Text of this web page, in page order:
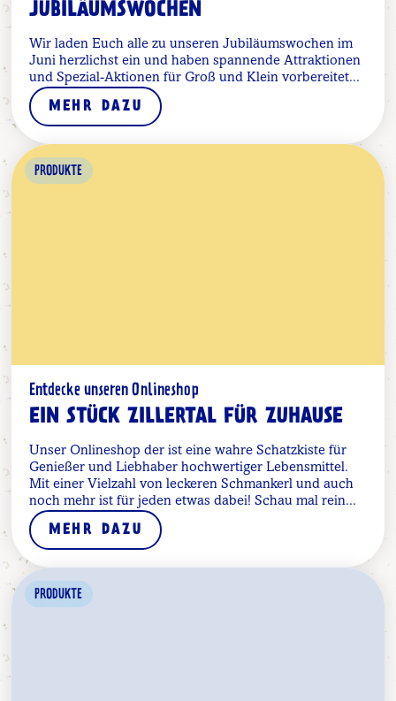
JUBILÄUMSWOCHEN
Wir laden Euch alle zu unseren Jubiläumswochen im
Juni herzlichst ein und haben spannende Attraktionen
und Spezial-Aktionen für Groß und Klein vorbereitet...
MEHR DAZU
PRODUKTE
Entdecke unseren Onlineshop
EIN STÜCK ZILLERTAL FÜR ZUHAUSE
Unser Onlineshop der ist eine wahre Schatzkiste für
Genießer und Liebhaber hochwertiger Lebensmittel.
Mit einer Vielzahl von leckeren Schmankerl und auch
noch mehr ist für jeden etwas dabei! Schau mal rein...
MEHR DAZU
PRODUKTE